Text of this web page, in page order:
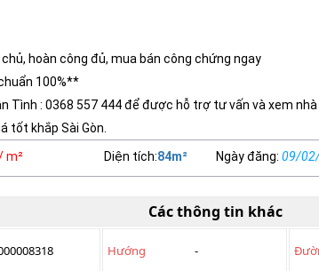
chủ, hoàn công đủ, mua bán công chứng ngay
100%**
Tình : 0368 557 444 để được hỗ trợ tư vấn và xem
tốt khắp Sài Gòn.
m² Diện tích:84m² Ngày đăng: 09/
Các thông tin khác
Hướng -